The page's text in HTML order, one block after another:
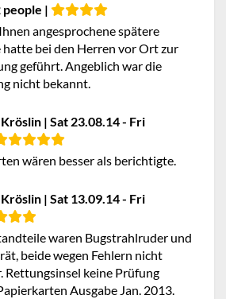
people |
angesprochene spätere
hatte bei den Herren vor Ort zur
geführt. Angeblich war die
nicht bekannt.
| Sat 23.08.14 - Fri
wären besser als berichtigte.
| Sat 13.09.14 - Fri
waren Bugstrahlruder und
beide wegen Fehlern nicht
Rettungsinsel keine Prüfung
Ausgabe Jan. 2013.